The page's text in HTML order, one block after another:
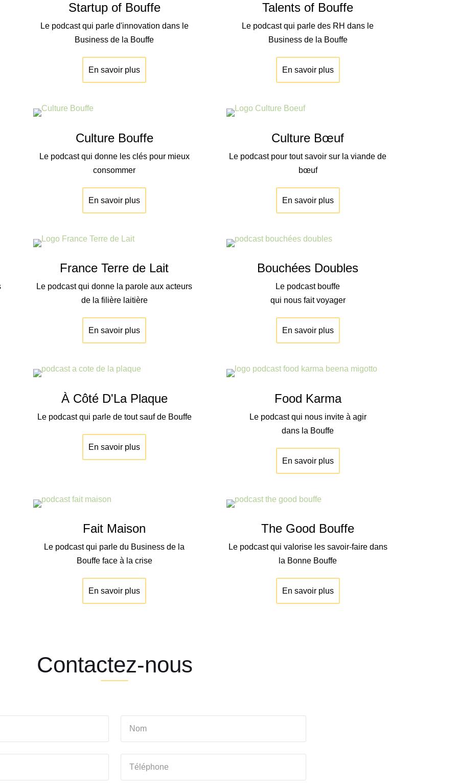
Startup of Bouffe
Le podcast qui parle d'innovation dans le
Business de la Bouffe
En savoir plus
Talents of Bouffe
Le podcast qui parle des RH dans le
Business de la Bouffe
En savoir plus
Culture Bouffe
Le podcast qui donne les clés pour mieux
consommer
En savoir plus
Culture Bœuf
Le podcast pour tout savoir sur la viande de
bœuf
En savoir plus
France Terre de Lait
Le podcast qui donne la parole aux acteurs
de la filière laitière
En savoir plus
Bouchées Doubles
Le podcast bouffe
qui nous fait voyager
En savoir plus
À Côté D'La Plaque
Le podcast qui parle de tout sauf de Bouffe
En savoir plus
Food Karma
Le podcast qui nous invite à agir
dans la Bouffe
En savoir plus
Fait Maison
Le podcast qui parle du Business de la
Bouffe face à la crise
En savoir plus
The Good Bouffe
Le podcast qui valorise les savoir-faire dans
la Bonne Bouffe
En savoir plus
Contactez-nous